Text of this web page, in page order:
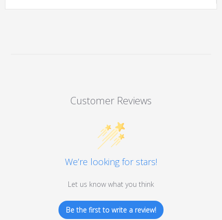
Customer Reviews
We’re looking for stars!
Let us know what you think
Be the first to write a review!